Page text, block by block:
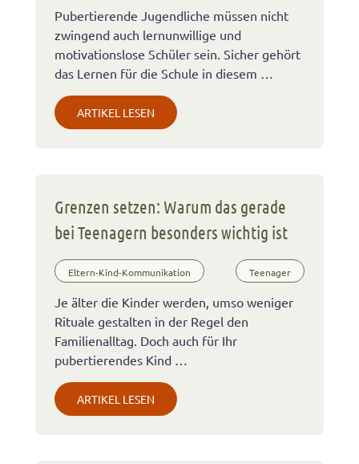
Pubertierende Jugendliche müssen nicht
zwingend auch lernunwillige und
motivationslose Schüler sein. Sicher gehört
das Lernen für die Schule in diesem …
ARTIKEL LESEN
Grenzen setzen: Warum das gerade
bei Teenagern besonders wichtig ist
Eltern-Kind-Kommunikation Teenager
Je älter die Kinder werden, umso weniger
Rituale gestalten in der Regel den
Familienalltag. Doch auch für Ihr
pubertierendes Kind …
ARTIKEL LESEN